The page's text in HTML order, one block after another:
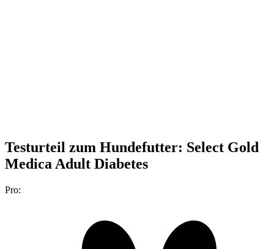
Testurteil zum Hundefutter: Select Gold
Medica Adult Diabetes
Pro: